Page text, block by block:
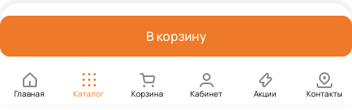
В корзину
Главная Каталог Корзина Кабинет Акции Контакты